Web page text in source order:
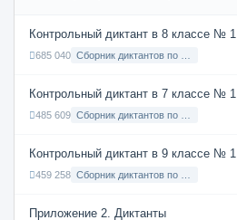
Контрольный диктант в 8 классе № 1
685 040
Контрольный диктант в 7 классе № 1
485 609
Контрольный диктант в 9 классе № 1
459 258
Приложение 2. Диктанты